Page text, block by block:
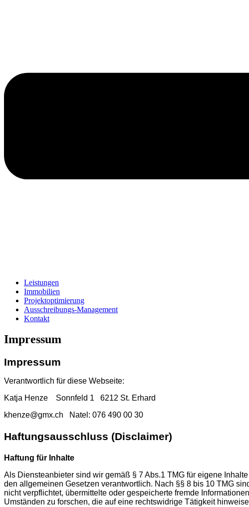
Leistungen
Immobilien
Projektoptimierung
Ausschreibungs-Management
Kontakt
Impressum
Impressum
Verantwortlich für diese Webseite:
Katja Henze Sonnfeld 1 6212 St. Erhard
khenze@gmx.ch Natel: 076 490 00 30
Haftungsausschluss (Disclaimer)
Haftung für Inhalte
Als Diensteanbieter sind wir gemäß § 7 Abs.1 TMG für eigene
den allgemeinen Gesetzen verantwortlich. Nach §§ 8 bis 10 TMG
nicht verpflichtet, übermittelte oder gespeicherte fremde
Umständen zu forschen, die auf eine rechtswidrige Tätigkeit